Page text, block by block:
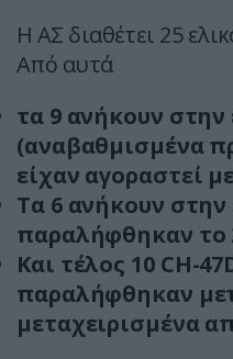
Η ΑΣ διαθέτει 25
Από αυτά
τα 9 ανήκουν στην
(αναβαθμισμένα
είχαν αγοραστεί
Τα 6 ανήκουν στην
παραλήφθηκαν το
Και τέλος 10 CH-
παραλήφθηκαν
μεταχειρισμένα